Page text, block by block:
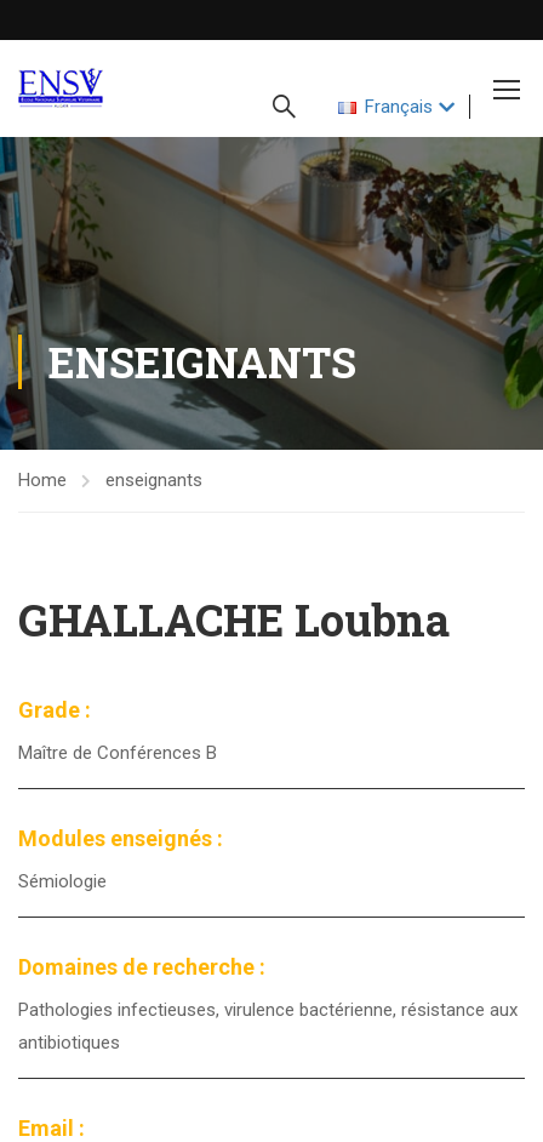
Français
ENSEIGNANTS
Home enseignants
GHALLACHE Loubna
Grade :
Maître de Conférences B
Modules enseignés :
Sémiologie
Domaines de recherche :
Pathologies infectieuses, virulence bactérienne, résistance aux
antibiotiques
Email :